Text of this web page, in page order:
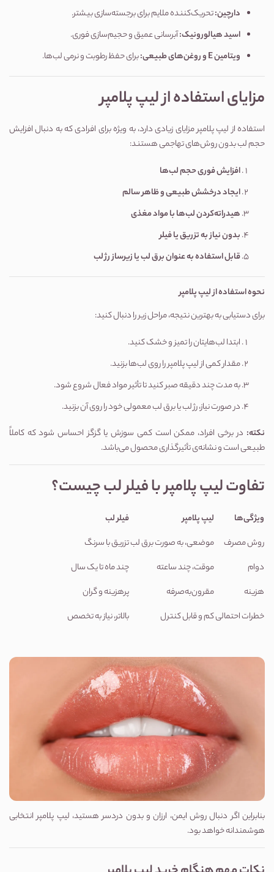
دارچین:تحریک‌کننده ملایم برای برجسته‌سازی بیشتر.
اسید هیالورونیک:آبرسانی عمیق و حجیم‌سازی فوری.
ویتامین و روغن‌های طبیعی:برای حفظ رطوبت و نرمی لب‌ها.
مزایای استفاده از لیپ پلامپر
استفاده از لیپ پلامپر مزایای زیادی دارد، به ویژه برای افرادی که به دنبال افزایش
حجم لب بدون روش‌های تهاجمی هستند:
افزایش فوری حجم لب‌ها
ایجاد درخشش طبیعی و ظاهر سالم
هیدراته‌کردن لب‌ها با مواد مغذی
بدون نیاز به تزریق یا فیلر
قابل استفاده به عنوان برق لب یا زیرساز رژ لب
نحوه استفاده از لیپ پلامپر
برای دستیابی به بهترین نتیجه، مراحل زیر را دنبال کنید:
ابتدا لب‌هایتان را تمیز و خشک کنید.
مقدار کمی از لیپ پلامپر را روی لب‌ها بزنید.
به مدت چند دقیقه صبر کنید تا تأثیر مواد فعال شروع شود.
در صورت نیاز، رژ لب یا برق لب معمولی خود را روی آن بزنید.
نکته: در برخی افراد، ممکن است کمی سوزش یا گزگز احساس شود که کاملاً
طبیعی است و نشانه‌ی تأثیرگذاری محصول می‌باشد.
تفاوت لیپ پلامپر با فیلر لب چیست؟
ویژگی‌ها لیپ پلامپر
فیلر لب
روش مصرف
موضعی، به صورت برق لبتزریق با سرنگ
دوام
موقت، چند ساعته
چند ماه تا یک سال
هزینه
مقرون‌به‌صرفه
پرهزینه و گران
خطرات احتمالیکم و قابل کنترل بالاتر، نیاز به تخصص
بنابراین اگر دنبال روش ایمن، ارزان و بدون دردسر هستید، لیپ پلامپر انتخابی
هوشمندانه خواهد بود.